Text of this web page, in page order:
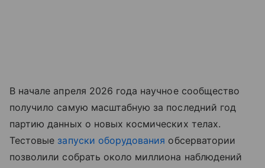
В начале апреля 2026 года научное сообщество
получило самую масштабную за последний год
партию данных о новых космических телах.
Тестовые запуски оборудования обсерватории
позволили собрать около миллиона наблюдений